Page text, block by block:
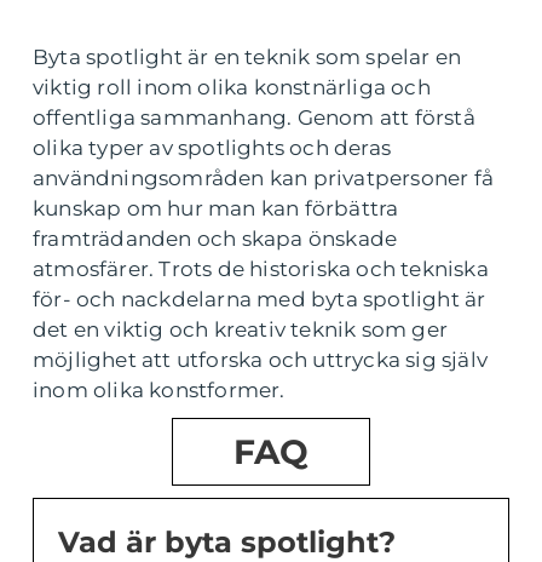
Byta spotlight är en teknik som spelar en
viktig roll inom olika konstnärliga och
offentliga sammanhang. Genom att förstå
olika typer av spotlights och deras
användningsområden kan privatpersoner få
kunskap om hur man kan förbättra
framträdanden och skapa önskade
atmosfärer. Trots de historiska och tekniska
för- och nackdelarna med byta spotlight är
det en viktig och kreativ teknik som ger
möjlighet att utforska och uttrycka sig själv
inom olika konstformer.
FAQ
Vad är byta spotlight?